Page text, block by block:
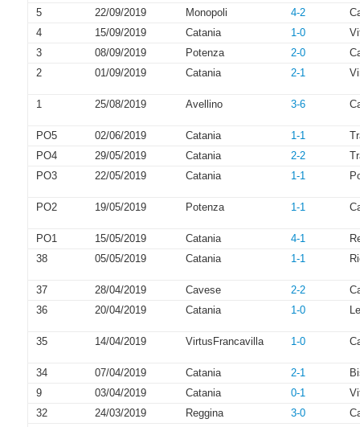
5
22/09/2019 Monopoli 4-2
4
15/09/2019 Catania 1-0
3
08/09/2019 Potenza 2-0
2
01/09/2019 Catania 2-1
1 25/08/2019 Avellino 3-6
PO5 02/06/2019 Catania 1-1
PO4
29/05/2019 Catania 2-2
PO3
22/05/2019 Catania 1-1
PO2 19/05/2019 Potenza 1-1
PO1 15/05/2019 Catania 4-1
38
05/05/2019 Catania 1-1
37 28/04/2019 Cavese 2-2
36
20/04/2019 Catania 1-0
35 14/04/2019 VirtusFrancavilla 1-0
34 07/04/2019 Catania 2-1
9
03/04/2019 Catania 0-1
32
24/03/2019 Reggina 3-0